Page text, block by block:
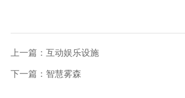
上一篇： 互动娱乐设施
下一篇： 智慧雾森